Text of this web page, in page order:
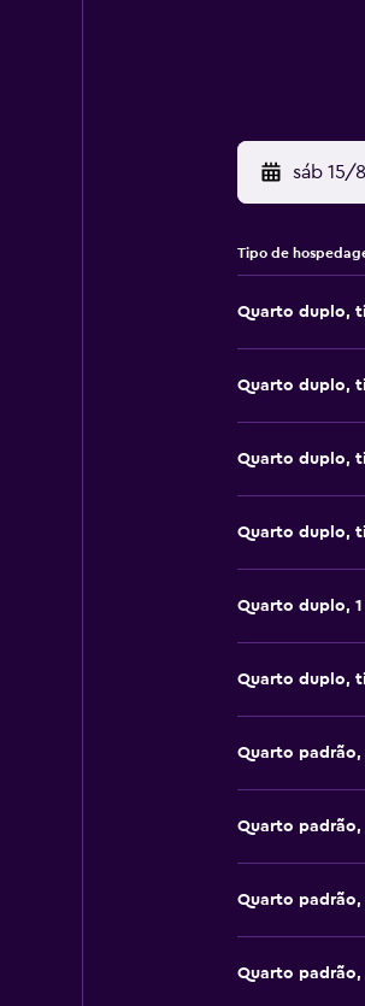
sáb 15/8
Tipo de
Quarto duplo,
Quarto duplo,
Quarto duplo,
Quarto duplo,
Quarto duplo, 1
Quarto duplo,
Quarto
Quarto
Quarto
Quarto